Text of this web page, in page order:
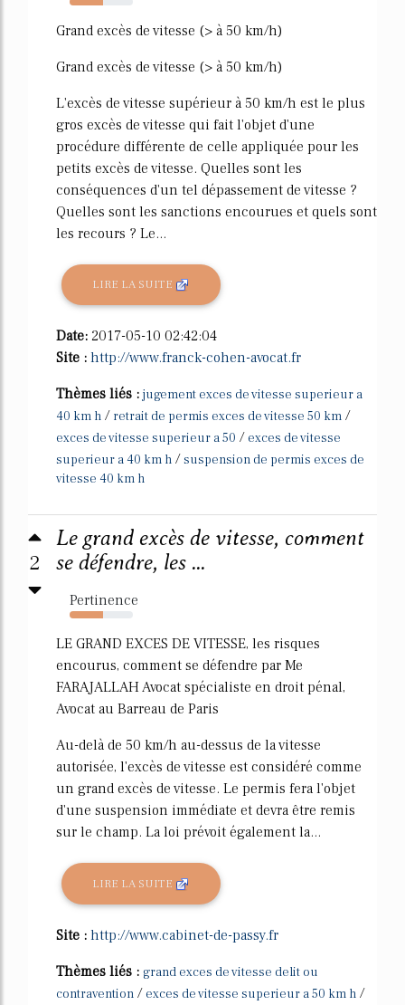
53%
Grand excès de vitesse (> à 50 km/h)
Grand excès de vitesse (> à 50 km/h)
L'excès de vitesse supérieur à 50 km/h est le plus
gros excès de vitesse qui fait l'objet d'une
procédure différente de celle appliquée pour les
petits excès de vitesse. Quelles sont les
conséquences d'un tel dépassement de vitesse ?
Quelles sont les sanctions encourues et quels sont
les recours ? Le...
LIRE LA SUITE
Date: 2017-05-10 02:42:04
Site : http://www.franck-cohen-avocat.fr
Thèmes liés : jugement exces de vitesse superieur a
40 km h / retrait de permis exces de vitesse 50 km /
exces de vitesse superieur a 50 / exces de vitesse
superieur a 40 km h /suspension de permis exces de
vitesse 40 km h
2
Le grand excès de vitesse, comment
se défendre, les ...
Pertinence
53%
LE GRAND EXCES DE VITESSE, les risques
encourus, comment se défendre par Me
FARAJALLAH Avocat spécialiste en droit pénal,
Avocat au Barreau de Paris
Au-delà de 50 km/h au-dessus de la vitesse
autorisée, l'excès de vitesse est considéré comme
un grand excès de vitesse. Le permis fera l'objet
d'une suspension immédiate et devra être remis
sur le champ. La loi prévoit également la...
LIRE LA SUITE
Site : http://www.cabinet-de-passy.fr
Thèmes liés : grand exces de vitesse delit ou
contravention / exces de vitesse superieur a 50 km h /